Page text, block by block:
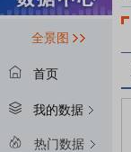
全景图
首页
我的数据
热门数据